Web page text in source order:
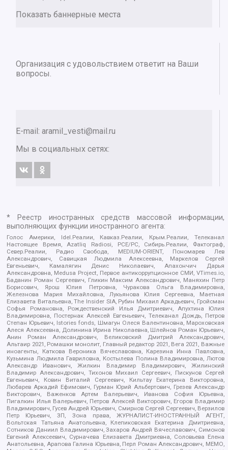
Показать баннерные места
Организация с удовольствием ответит на Ваши
вопросы.
E-mail: aramil_vesti@mail.ru
Мы в социальных сетях:
* Реестр иностранных средств массовой информации,
выполняющих функции иностранного агента:
Голос Америки, Idel.Реалии, Кавказ.Реалии, Крым.Реалии, Телеканал
Настоящее Время, Azatliq Radiosi, PCE/PC, Сибирь.Реалии, Фактограф,
Север.Реалии, Радио Свобода, MEDIUM-ORIENT, Пономарев Лев
Александрович, Савицкая Людмила Алексеевна, Маркелов Сергей
Евгеньевич, Камалягин Денис Николаевич, Апахончич Дарья
Александровна, Medusa Project, Первое антикоррупционное СМИ, VTimes.io,
Баданин Роман Сергеевич, Гликин Максим Александрович, Маняхин Петр
Борисович, Ярош Юлия Петровна, Чуракова Ольга Владимировна,
Железнова Мария Михайловна, Лукьянова Юлия Сергеевна, Маетная
Елизавета Витальевна, The Insider SIA, Рубин Михаил Аркадьевич, Гройсман
Софья Романовна, Рождественский Илья Дмитриевич, Апухтина Юлия
Владимировна, Постернак Алексей Евгеньевич, Телеканал Дождь, Петров
Степан Юрьевич, Istories fonds, Шмагун Олеся Валентиновна, Мароховская
Алеся Алексеевна, Долинина Ирина Николаевна, Шлейнов Роман Юрьевич,
Анин Роман Александрович, Великовский Дмитрий Александрович,
Альтаир 2021, Ромашки монолит, Главный редактор 2021, Вега 2021, Важные
иноагенты, Каткова Вероника Вячеславовна, Карезина Инна Павловна,
Кузьмина Людмила Гавриловна, Костылева Полина Владимировна, Лютов
Александр Иванович, Жилкин Владимир Владимирович, Жилинский
Владимир Александрович, Тихонов Михаил Сергеевич, Пискунов Сергей
Евгеньевич, Ковин Виталий Сергеевич, Кильтау Екатерина Викторовна,
Любарев Аркадий Ефимович, Гурман Юрий Альбертович, Грезев Александр
Викторович, Важенков Артем Валерьевич, Иванова София Юрьевна,
Пигалкин Илья Валерьевич, Петров Алексей Викторович, Егоров Владимир
Владимирович, Гусев Андрей Юрьевич, Смирнов Сергей Сергеевич, Верзилов
Петр Юрьевич, ЗП, Зона права, ЖУРНАЛИСТ-ИНОСТРАННЫЙ АГЕНТ,
Вольтская Татьяна Анатольевна, Клепиковская Екатерина Дмитриевна,
Сотников Даниил Владимирович, Захаров Андрей Вячеславович, Симонов
Евгений Алексеевич, Сурначева Елизавета Дмитриевна, Соловьева Елена
Анатольевна, Арапова Галина Юрьевна, Перл Роман Александрович, МЕМО,